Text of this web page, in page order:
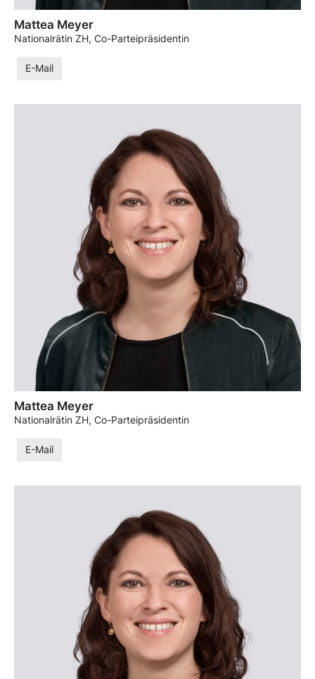
Mattea Meyer
Nationalrätin ZH, Co-Parteipräsidentin
E-Mail
Mattea Meyer
Nationalrätin ZH, Co-Parteipräsidentin
E-Mail